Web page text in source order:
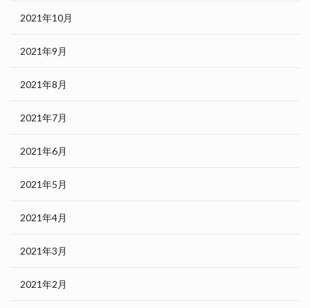
2021年10月
2021年9月
2021年8月
2021年7月
2021年6月
2021年5月
2021年4月
2021年3月
2021年2月